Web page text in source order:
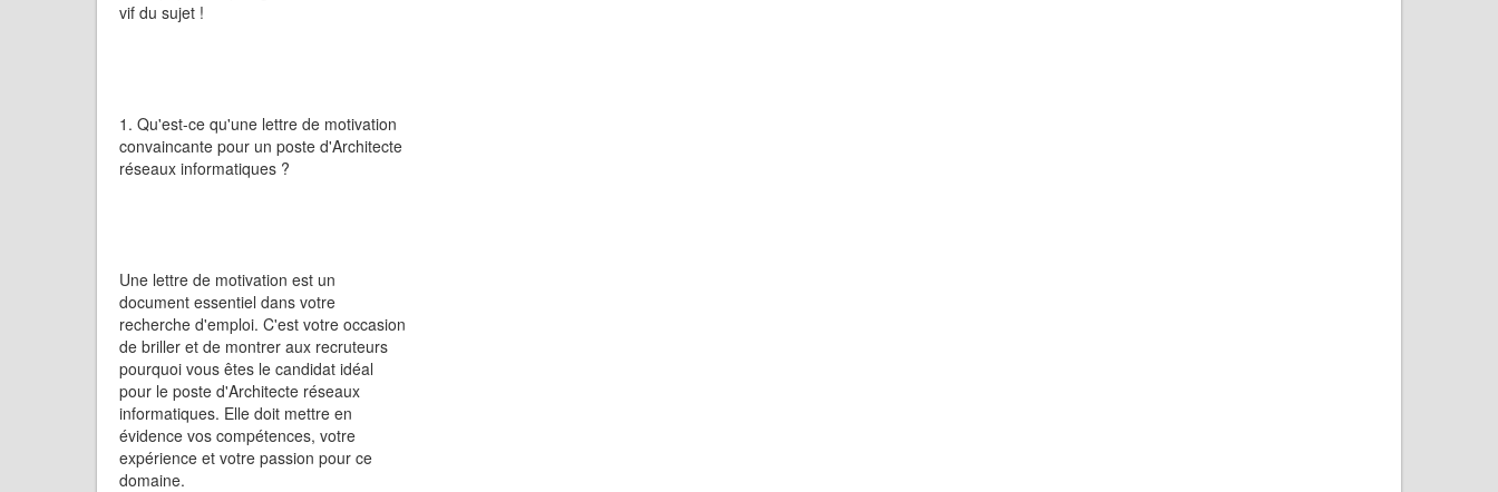
vif du sujet !
1. Qu'est-ce qu'une lettre de motivation
convaincante pour un poste d'Architecte
réseaux informatiques ?
Une lettre de motivation est un
document essentiel dans votre
recherche d'emploi. C'est votre occasion
de briller et de montrer aux recruteurs
pourquoi vous êtes le candidat idéal
pour le poste d'Architecte réseaux
informatiques. Elle doit mettre en
évidence vos compétences, votre
expérience et votre passion pour ce
domaine.